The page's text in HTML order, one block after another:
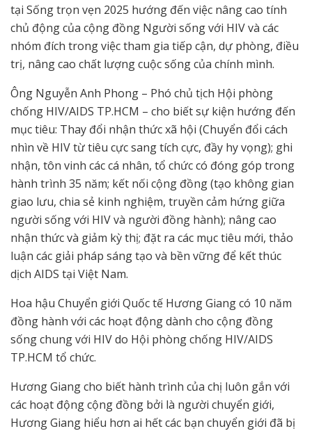
tại Sống trọn vẹn 2025 hướng đến việc nâng cao tính
chủ động của cộng đồng Người sống với HIV và các
nhóm đích trong việc tham gia tiếp cận, dự phòng, điều
trị, nâng cao chất lượng cuộc sống của chính mình.
Ông Nguyễn Anh Phong – Phó chủ tịch Hội phòng
chống HIV/AIDS TP.HCM – cho biết sự kiện hướng đến
mục tiêu: Thay đổi nhận thức xã hội (Chuyển đổi cách
nhìn về HIV từ tiêu cực sang tích cực, đầy hy vọng); ghi
nhận, tôn vinh các cá nhân, tổ chức có đóng góp trong
hành trình 35 năm; kết nối cộng đồng (tạo không gian
giao lưu, chia sẻ kinh nghiệm, truyền cảm hứng giữa
người sống với HIV và người đồng hành); nâng cao
nhận thức và giảm kỳ thị; đặt ra các mục tiêu mới, thảo
luận các giải pháp sáng tạo và bền vững để kết thúc
dịch AIDS tại Việt Nam.
Hoa hậu Chuyển giới Quốc tế Hương Giang có 10 năm
đồng hành với các hoạt động dành cho cộng đồng
sống chung với HIV do Hội phòng chống HIV/AIDS
TP.HCM tổ chức.
Hương Giang cho biết hành trình của chị luôn gắn với
các hoạt động cộng đồng bởi là người chuyển giới,
Hương Giang hiểu hơn ai hết các bạn chuyển giới đã bị